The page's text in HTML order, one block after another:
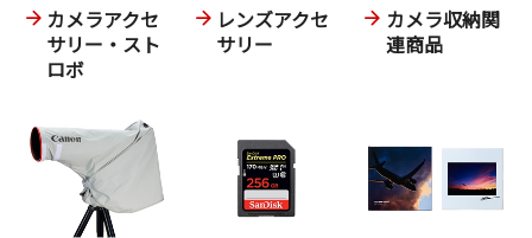
カメラアクセ
サリー・スト
ロボ
レンズアクセ
サリー
カメラ収納関
連商品